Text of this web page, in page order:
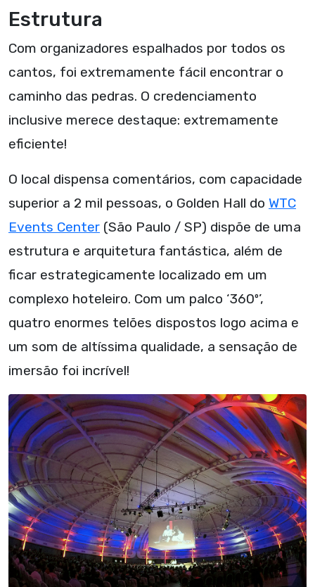
Estrutura
Com organizadores espalhados por todos os
cantos, foi extremamente fácil encontrar o
caminho das pedras. O credenciamento
inclusive merece destaque: extremamente
eficiente!
O local dispensa comentários, com capacidade
superior a 2 mil pessoas, o Golden Hall do WTC
Events Center (São Paulo / SP) dispõe de uma
estrutura e arquitetura fantástica, além de
ficar estrategicamente localizado em um
complexo hoteleiro. Com um palco ‘360º’,
quatro enormes telões dispostos logo acima e
um som de altíssima qualidade, a sensação de
imersão foi incrível!